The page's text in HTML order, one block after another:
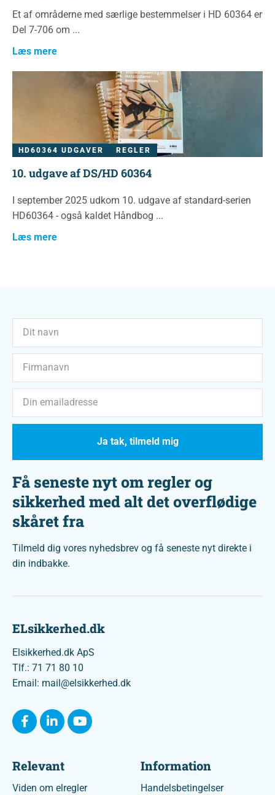
Et af områderne med særlige bestemmelser i HD 60364 er
Del 7-706 om
Læs mere
HD60364 UDGAVER REGLER
10. udgave af DS/HD 60364
I september 2025 udkom 10. udgave af standard-serien
HD60364 - også kaldet Håndbog
Læs mere
Få seneste nyt om regler og
sikkerhed med alt det overflødige
skåret fra
Tilmeld dig vores nyhedsbrev og få seneste nyt direkte i
din indbakke.
Ja tak, tilmeld mig
ELsikkerhed.dk
Elsikkerhed.dk ApS
Tlf.: 71 71 80 10
Email: mail@elsikkerhed.dk
Relevant
Viden om elregler
Information
Handelsbetingelser